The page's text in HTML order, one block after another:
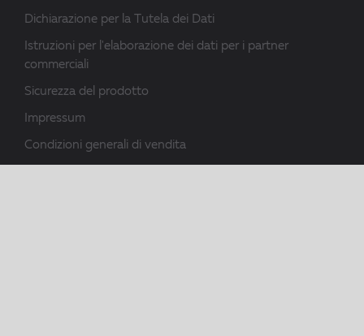
Dichiarazione per la Tutela dei Dati
Istruzioni per l'elaborazione dei dati per i partner
commerciali
Sicurezza del prodotto
Impressum
Condizioni generali di vendita